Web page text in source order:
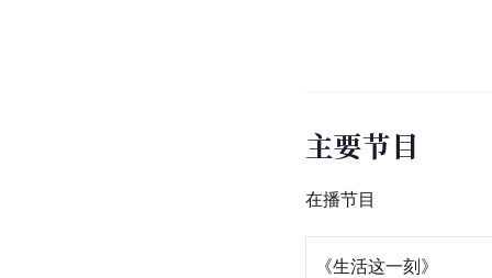
主要节目
在播节目
《生活这一刻》